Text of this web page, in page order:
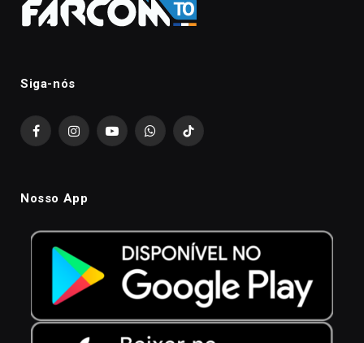
Siga-nós
FacebookInstagramYouTubeWhatsAppTikTok
Nosso App